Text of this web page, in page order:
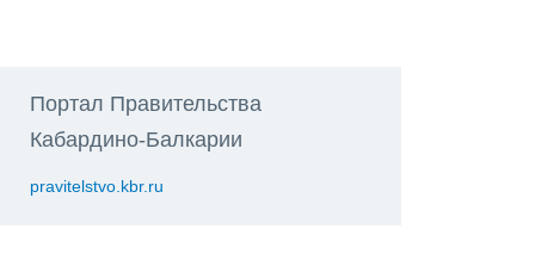
Портал Правительства
Кабардино-Балкарии
pravitelstvo.kbr.ru